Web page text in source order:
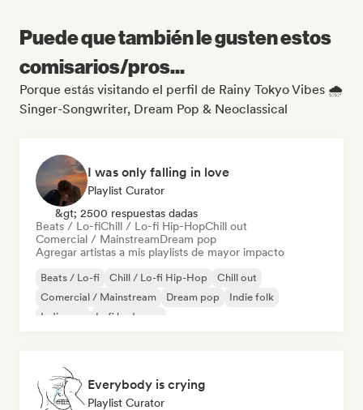
Puede que también le gusten estos
comisarios/pros...
Porque estás visitando el perfil de Rainy Tokyo Vibes 🌧️
Singer-Songwriter, Dream Pop & Neoclassical
I was only falling in love
Playlist Curator
&gt; 2500 respuestas dadas
Beats / Lo-fiChill / Lo-fi Hip-HopChill out
Comercial / MainstreamDream pop
Agregar artistas a mis playlists de mayor impacto
Beats / Lo-fi Chill / Lo-fi Hip-Hop
Chill out
Comercial / Mainstream
Dream pop
Indie folk
Indie pop
Lofi bedroom
Everybody is crying
Playlist Curator